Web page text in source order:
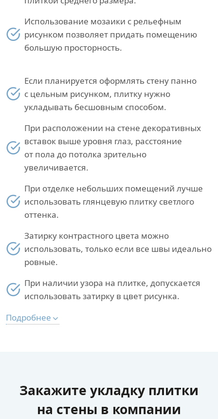
Использование мозаики с рельефным
рисунком позволяет придать помещению
большую просторность.
Если планируется оформлять стену панно
с цельным рисунком, плитку нужно
укладывать бесшовным способом.
При расположении на стене декоративных
вставок выше уровня глаз, расстояние
от пола до потолка зрительно
увеличивается.
При отделке небольших помещений лучше
использовать глянцевую плитку светлого
оттенка.
Затирку контрастного цвета можно
использовать, только если все швы идеально
ровные.
При наличии узора на плитке, допускается
использовать затирку в цвет рисунка.
Подробнее
Закажите укладку плитки
на стены в компании